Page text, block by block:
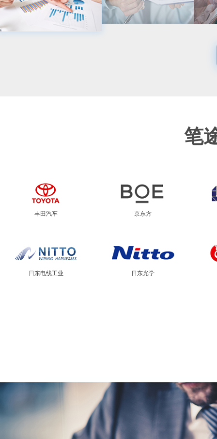
笔
丰田汽车 京东方
日东电线工业 日东光学